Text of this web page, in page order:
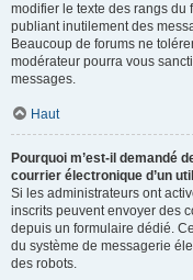
modifier le texte des rangs du
publiant inutilement des
Beaucoup de forums ne
modérateur pourra vous
messages.
Haut
Pourquoi m’est-il demandé
courrier électronique d’un
Si les administrateurs ont
inscrits peuvent envoyer des
depuis un formulaire dédié.
du système de messagerie
des robots.